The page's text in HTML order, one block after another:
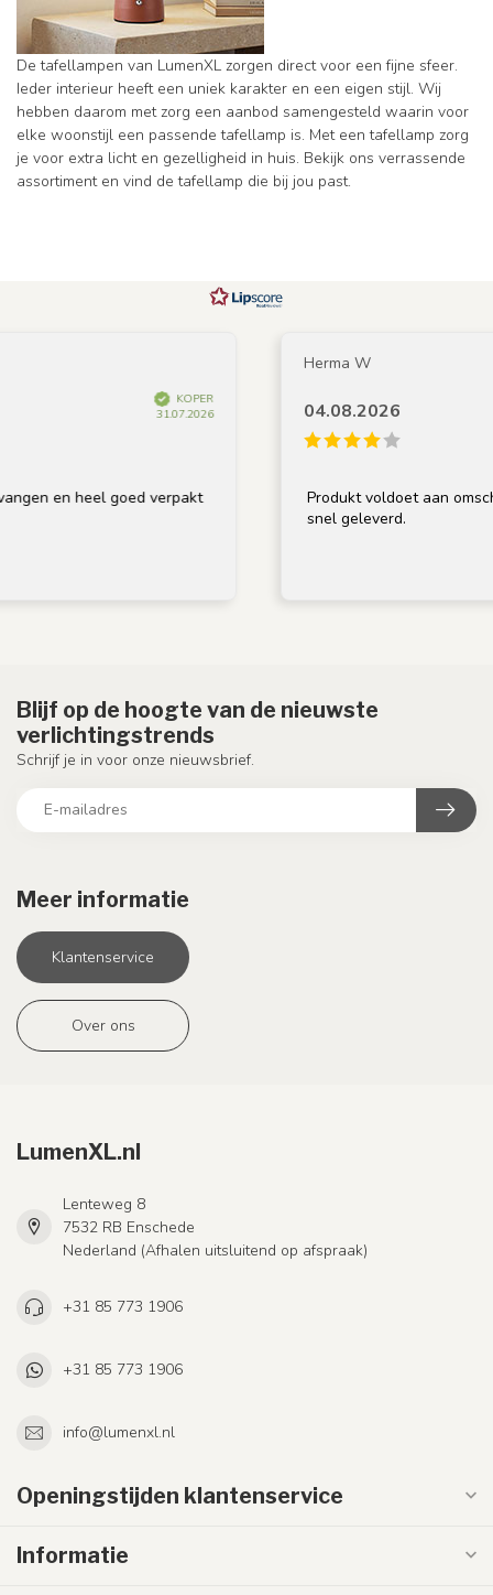
De tafellampen van LumenXL zorgen direct voor een fijne sfeer.
Ieder interieur heeft een uniek karakter en een eigen stijl. Wij
hebben daarom met zorg een aanbod samengesteld waarin voor
elke woonstijl een passende tafellamp is. Met een tafellamp zorg
je voor extra licht en gezelligheid in huis. Bekijk ons verrassende
assortiment en vind de tafellamp die bij jou past.
heel goed verpakt
Herma W
04.08.2026
Produkt voldoet aan omschrijving,
snel geleverd.
Meer informatie
Klantenservice
Over ons
Blijf op de hoogte van de nieuwste
verlichtingstrends
Schrijf je in voor onze nieuwsbrief.
LumenXL.nl
Lenteweg 8
7532 RB Enschede
Nederland (Afhalen uitsluitend op afspraak)
+31 85 773 1906
+31 85 773 1906
info@lumenxl.nl
Openingstijden klantenservice
Informatie